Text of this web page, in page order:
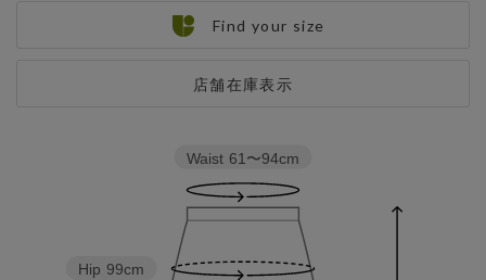
店舗在庫表示
Find your size
Hip 99cm
Waist 61〜94cm